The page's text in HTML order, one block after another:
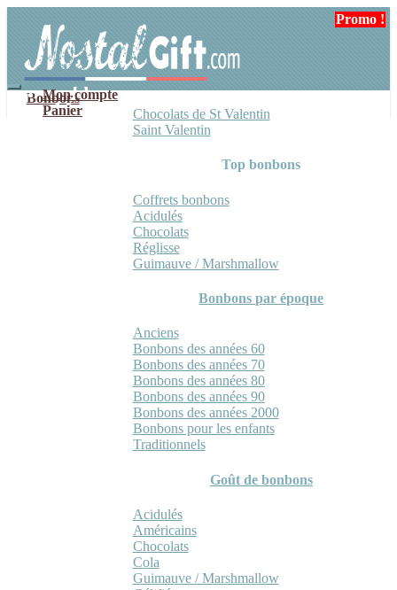
navigation
contenu
Mon compte
Panier
Bonbons
Chocolats de St Valentin
Saint Valentin
Top bonbons
Coffrets bonbons
Acidulés
Chocolats
Réglisse
Guimauve / Marshmallow
Bonbons par époque
Anciens
Bonbons des années 60
Bonbons des années 70
Bonbons des années 80
Bonbons des années 90
Bonbons des années 2000
Bonbons pour les enfants
Traditionnels
Goût de bonbons
Acidulés
Américains
Chocolats
Cola
Guimauve / Marshmallow
Promo !
Promo !
Promo !